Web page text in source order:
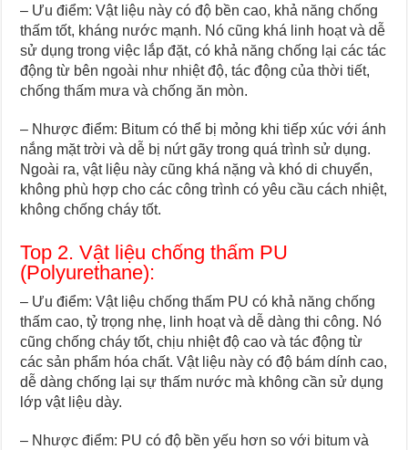
– Ưu điểm: Vật liệu này có độ bền cao, khả năng chống
thấm tốt, kháng nước mạnh. Nó cũng khá linh hoạt và dễ
sử dụng trong việc lắp đặt, có khả năng chống lại các tác
động từ bên ngoài như nhiệt độ, tác động của thời tiết,
chống thấm mưa và chống ăn mòn.
– Nhược điểm: Bitum có thể bị mỏng khi tiếp xúc với ánh
nắng mặt trời và dễ bị nứt gãy trong quá trình sử dụng.
Ngoài ra, vật liệu này cũng khá nặng và khó di chuyển,
không phù hợp cho các công trình có yêu cầu cách nhiệt,
không chống cháy tốt.
Top 2. Vật liệu chống thấm PU
(Polyurethane):
– Ưu điểm: Vật liệu chống thấm PU có khả năng chống
thấm cao, tỷ trọng nhẹ, linh hoạt và dễ dàng thi công. Nó
cũng chống cháy tốt, chịu nhiệt độ cao và tác động từ
các sản phẩm hóa chất. Vật liệu này có độ bám dính cao,
dễ dàng chống lại sự thấm nước mà không cần sử dụng
lớp vật liệu dày.
– Nhược điểm: PU có độ bền yếu hơn so với bitum và